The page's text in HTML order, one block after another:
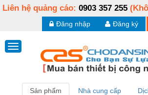
Liên hệ quảng cáo: 0903 357 255
Đăng ký
Đăng nhập
Sản phẩm Nhà cung cấp